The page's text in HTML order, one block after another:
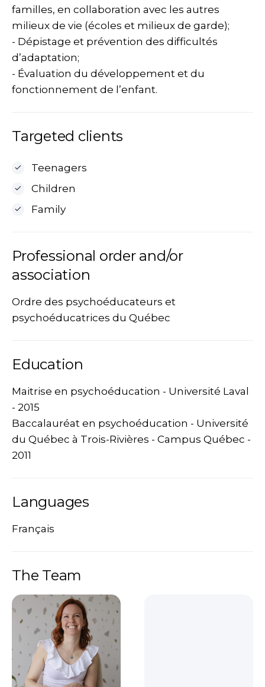
familles, en collaboration avec les autres
milieux de vie (écoles et milieux de garde);
- Dépistage et prévention des difficultés
d’adaptation;
- Évaluation du développement et du
fonctionnement de l’enfant.
Targeted clients
Teenagers
Children
Family
Professional order and/or
association
Ordre des psychoéducateurs et
psychoéducatrices du Québec
Education
Maitrise en psychoéducation - Université Laval
- 2015
Baccalauréat en psychoéducation - Université
du Québec à Trois-Rivières - Campus Québec -
2011
Languages
Français
The Team